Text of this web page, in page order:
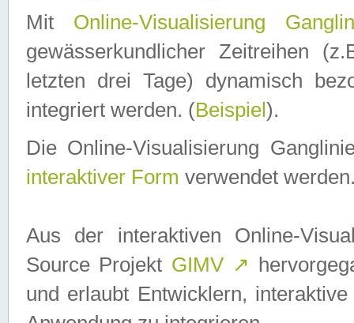
Mit Online-Visualisierung
gewässerkundlicher Zeitreihen
letzten drei Tage) dynamisch
integriert werden. (Beispiel ).
Die Online-Visualisierung
interaktiver Form verwendet
Aus der interaktiven Online-
Source Projekt GIMV ↗
und erlaubt Entwicklern,